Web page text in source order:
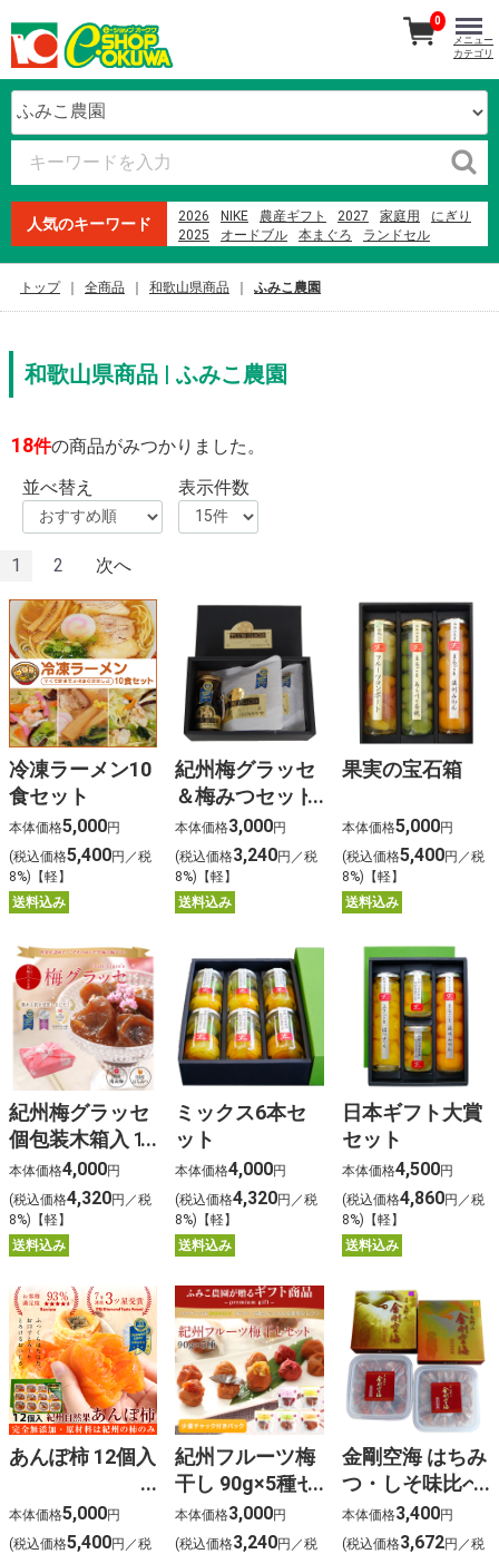
人気のキーワード 2026 NIKE 農産ギフト 2027 家庭用
にぎり
2025
オードブル 本まぐろ
ランドセル
オークワプレミアム
2023
0
メニュー
カテゴリ
トップ 全商品 和歌山県商品 ふみこ農園
和歌山県商品 | ふみこ農園
18件の商品がみつかりました。
並べ替え
表示件数
1 2 次へ
冷凍ラーメン10
食セット
本体価格5,000円
(税込価格5,400円／税
8%)【軽】
送料込み
紀州梅グラッセ
＆梅みつセット
（Ａ）
本体価格3,000円
(税込価格3,240円／税
8%)【軽】
送料込み
果実の宝石箱
本体価格5,000円
(税込価格5,400円／税
8%)【軽】
送料込み
紀州梅グラッセ
個包装木箱入 12
粒
本体価格4,000円
(税込価格4,320円／税
8%)【軽】
送料込み
ミックス6本セ
ット
本体価格4,000円
(税込価格4,320円／税
8%)【軽】
送料込み
日本ギフト大賞
セット
本体価格4,500円
(税込価格4,860円／税
8%)【軽】
送料込み
あんぽ柿 12個入
本体価格5,000円
(税込価格5,400円／税
紀州フルーツ梅
干し 90g×5種セ
ット
本体価格3,000円
(税込価格3,240円／税
金剛空海 はちみ
つ・しそ味比べ
セット
本体価格3,400円
(税込価格3,672円／税